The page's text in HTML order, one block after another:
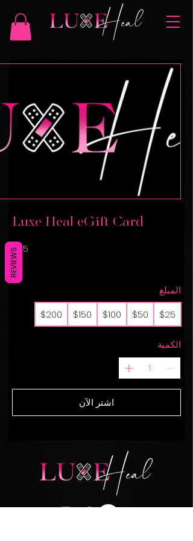
Luxe Heal eGift Card
$25
المبلغ
$25
$50
$100
$150
$200
الكمية
اشتر الآن
REVIEWS